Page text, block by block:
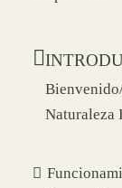
Naturaleza